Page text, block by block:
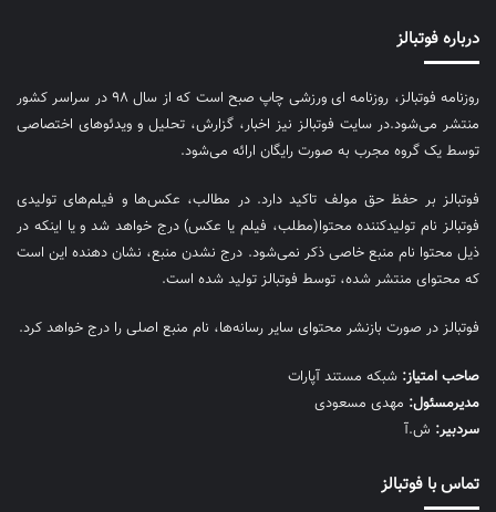
درباره فوتبالز
روزنامه فوتبالز، روزنامه ای ورزشی چاپ صبح است که از سال ۹۸ در سراسر کشور
منتشر می‌شود.در سایت فوتبالز نیز اخبار، گزارش، تحلیل و ویدئوهای اختصاصی
توسط یک گروه مجرب به صورت رایگان ارائه می‌شود.
فوتبالز بر حفظ حق مولف تاکید دارد. در مطالب، عکس‌ها و فیلم‌های تولیدی
فوتبالز نام تولیدکننده محتوا(مطلب، فیلم یا عکس) درج خواهد شد و یا اینکه در
ذیل محتوا نام منبع خاصی ذکر نمی‌‎شود. درج نشدن منبع، نشان دهنده این است
که محتوای منتشر شده، توسط فوتبالز تولید شده است.
فوتبالز در صورت بازنشر محتوای سایر رسانه‌ها، نام منبع اصلی را درج خواهد کرد.
صاحب امتیاز: شبکه مستند آپارات
مديرمسئول: مهدی مسعودی
سردبیر: ش.آ
تماس با فوتبالز